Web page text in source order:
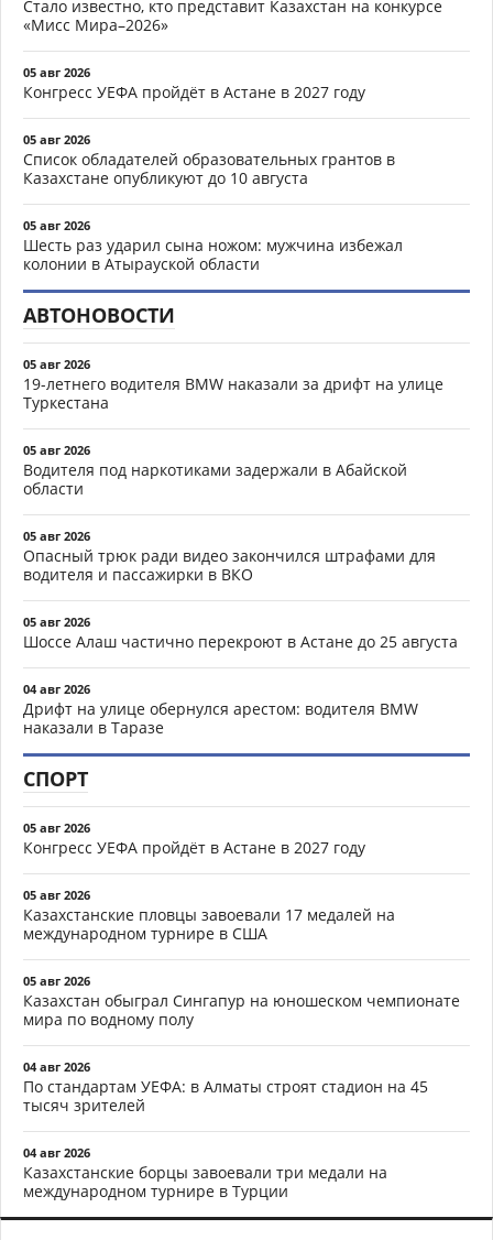
Стало известно, кто представит Казахстан на конкурсе
«Мисс Мира–2026»
05 авг 2026
Конгресс УЕФА пройдёт в Астане в 2027 году
05 авг 2026
Список обладателей образовательных грантов в
Казахстане опубликуют до 10 августа
05 авг 2026
Шесть раз ударил сына ножом: мужчина избежал
колонии в Атырауской области
АВТОНОВОСТИ
05 авг 2026
19-летнего водителя BMW наказали за дрифт на улице
Туркестана
05 авг 2026
Водителя под наркотиками задержали в Абайской
области
05 авг 2026
Опасный трюк ради видео закончился штрафами для
водителя и пассажирки в ВКО
05 авг 2026
Шоссе Алаш частично перекроют в Астане до 25 августа
04 авг 2026
Дрифт на улице обернулся арестом: водителя BMW
наказали в Таразе
СПОРТ
05 авг 2026
Конгресс УЕФА пройдёт в Астане в 2027 году
05 авг 2026
Казахстанские пловцы завоевали 17 медалей на
международном турнире в США
05 авг 2026
Казахстан обыграл Сингапур на юношеском чемпионате
мира по водному полу
04 авг 2026
По стандартам УЕФА: в Алматы строят стадион на 45
тысяч зрителей
04 авг 2026
Казахстанские борцы завоевали три медали на
международном турнире в Турции